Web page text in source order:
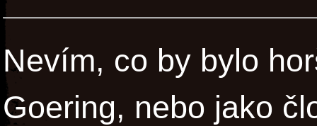
Nevím, co by bylo
Goering, nebo jako